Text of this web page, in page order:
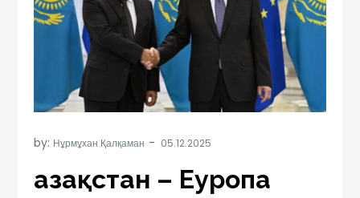
by: Нұрмұхан Қалқаман
Қазақстан – Еуропа